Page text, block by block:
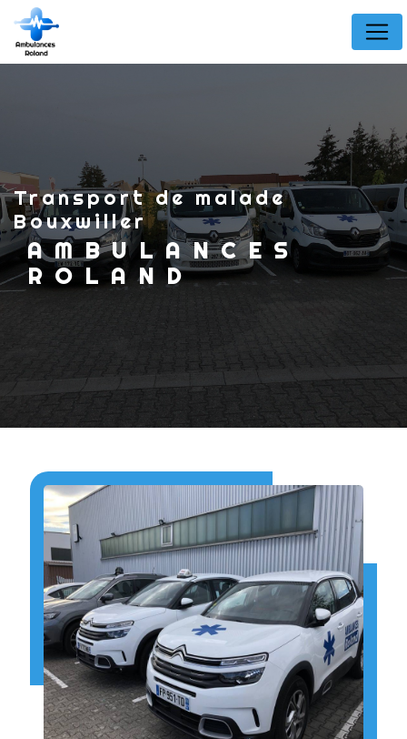
Transport de malade
Bouxwiller
AMBULANCES
ROLAND
Panneau de gestion des cookies